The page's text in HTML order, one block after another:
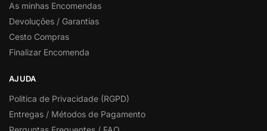
As minhas Encomendas
Devoluções / Garantias
Cesto Compras
Finalizar Encomenda
AJUDA
Politica de Privacidade (RGPD)
Entregas / Métodos de Pagamento